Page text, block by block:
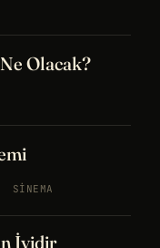
Olacak?
SINEMA
İyidir